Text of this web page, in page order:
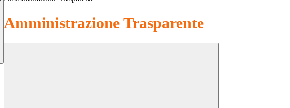
Amministrazione Trasparente